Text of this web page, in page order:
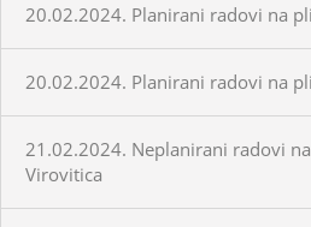
20.02.2024. Planirani radovi na
20.02.2024. Planirani radovi na
21.02.2024. Neplanirani radovi
Virovitica